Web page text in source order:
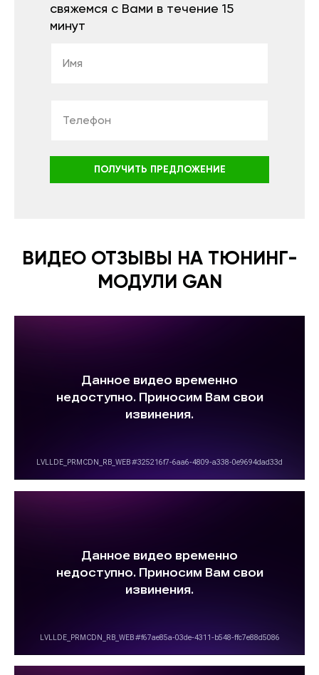
свяжемся с Вами в течение 15
минут
ПОЛУЧИТЬ ПРЕДЛОЖЕНИЕ
ВИДЕО ОТЗЫВЫ НА ТЮНИНГ-
МОДУЛИ GAN